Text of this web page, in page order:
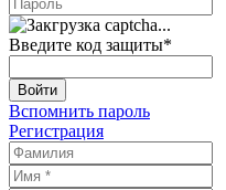
Введите код защиты*
Войти
Вспомнить пароль
Регистрация